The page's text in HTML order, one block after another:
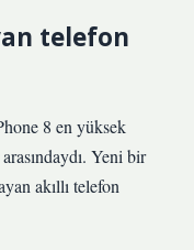
telefon
8 en yüksek
Yeni bir
akıllı telefon